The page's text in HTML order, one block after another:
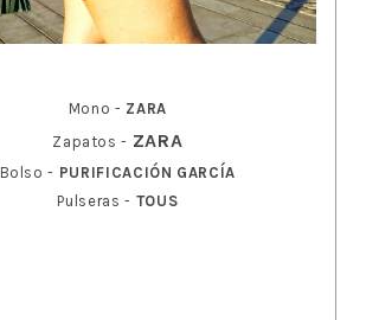
Mono - ZARA
Zapatos - ZARA
Bolso - PURIFICACIÓN GARCÍA
Pulseras - TOUS